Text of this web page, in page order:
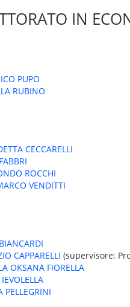
IN
PUPO
RUBINO
CECCARELLI
ROCCHI
VENDITTI
CAPPARELLI (supervisore:
OKSANA FIORELLA
PELLEGRINI